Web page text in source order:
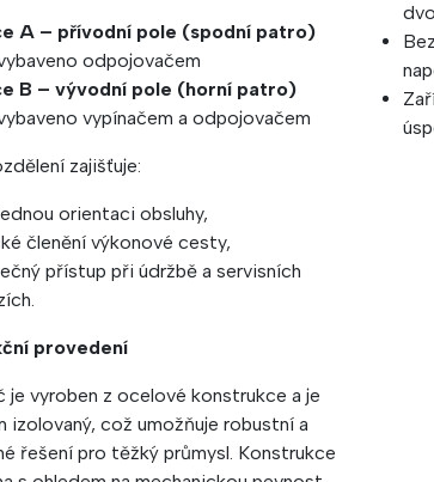
A – přívodní pole (spodní patro)
odpojovačem
B – vývodní pole (horní patro)
vypínačem a odpojovačem
zajišťuje:
orientaci obsluhy,
členění výkonové cesty,
přístup při údržbě a servisních
provedení
je vyroben z ocelové konstrukce a je
izolovaný, což umožňuje robustní a
řešení pro těžký průmysl. Konstrukce